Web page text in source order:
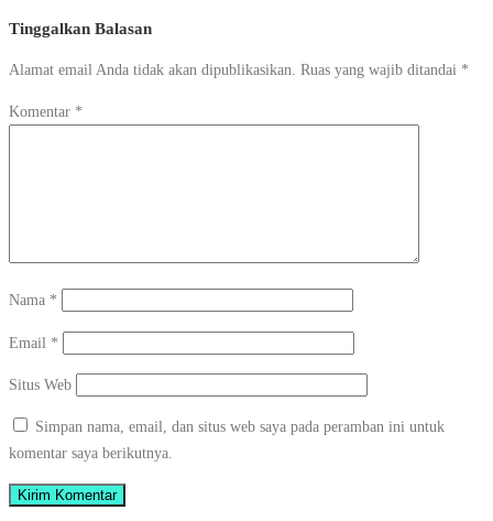
Tinggalkan Balasan
Alamat email Anda tidak akan dipublikasikan. Ruas yang wajib ditandai *
Komentar *
Nama *
Email *
Situs Web
Simpan nama, email, dan situs web saya pada peramban ini untuk
komentar saya berikutnya.